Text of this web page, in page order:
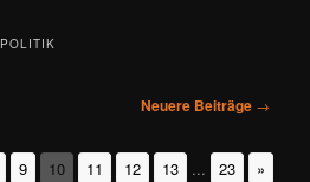
POLITIK
Neuere Beiträge →
9 10 11 12 13 ... 23 »